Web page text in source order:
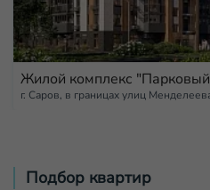
Жилой комплекс "Парковый
г. Саров, в границах улиц
Подбор квартир